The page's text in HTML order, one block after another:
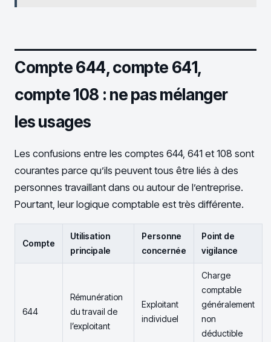
Compte 644, compte 641,
compte 108 : ne pas mélanger
les usages
Les confusions entre les comptes 644, 641 et 108 sont
courantes parce qu’ils peuvent tous être liés à des
personnes travaillant dans ou autour de l’entreprise.
Pourtant, leur logique comptable est très différente.
Compte
Utilisation
principale
Personne
concernée
Point de
vigilance
644
Rémunération
du travail de
l’exploitant
Exploitant
individuel
Charge
comptable
généralement
non
déductible